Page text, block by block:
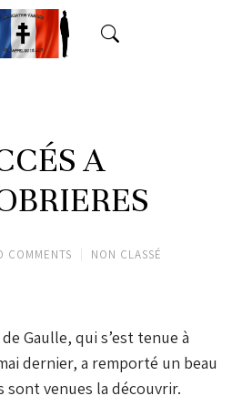
A
COMMENTS NON CLASSÉ
Gaulle, qui s’est tenue à
dernier, a remporté un beau
sont venues la découvrir.